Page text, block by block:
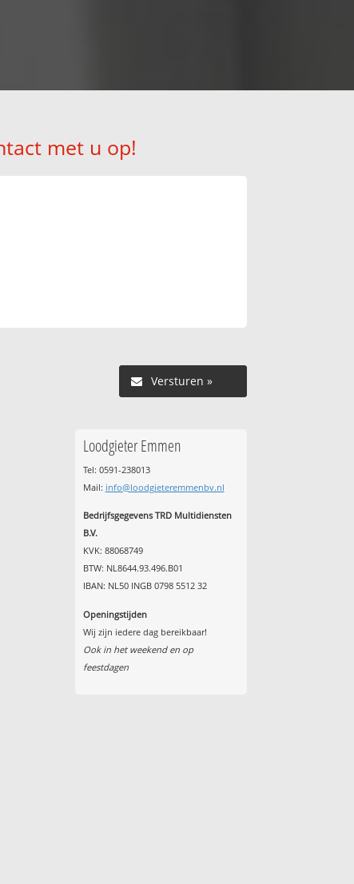
met u op!
Versturen »
Loodgieter Emmen
Tel: 0591-238013
Mail: info@loodgieteremmenbv.nl
Bedrijfsgegevens TRD Multidiensten
B.V.
KVK: 88068749
BTW: NL8644.93.496.B01
IBAN: NL50 INGB 0798 5512 32
Openingstijden
Wij zijn iedere dag bereikbaar!
Ook in het weekend en op
feestdagen